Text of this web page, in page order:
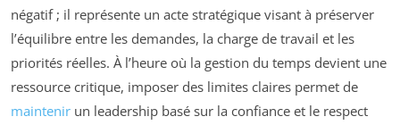
négatif ; il représente un acte stratégique visant à préserver
l’équilibre entre les demandes, la charge de travail et les
priorités réelles. À l’heure où la gestion du temps devient une
ressource critique, imposer des limites claires permet de
maintenir un leadership basé sur la confiance et le respect